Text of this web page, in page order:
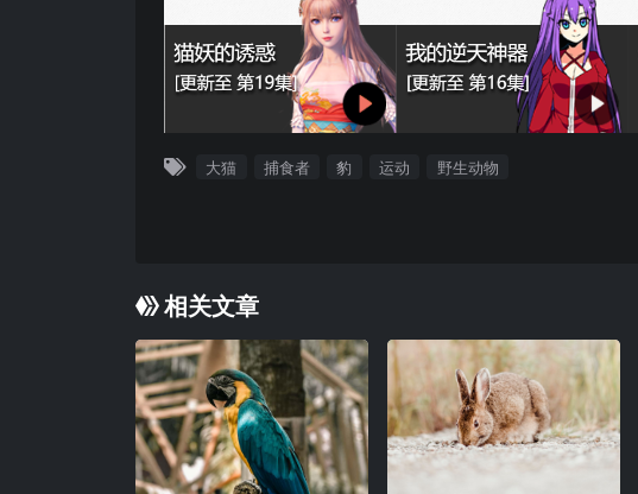
大猫 捕食者 豹 运动 野生动物
相关文章